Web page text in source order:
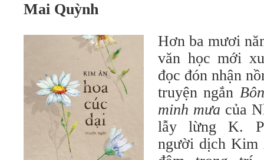
Mai Quỳnh
Hơn ba mươi
văn học mới
đọc đón nhận
truyện ngắn
minh mưa của
lẫy lừng K.
người dịch Kim